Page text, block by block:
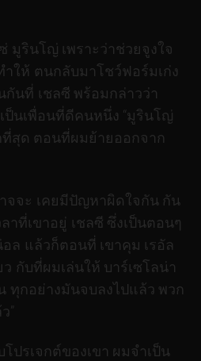
มูรินโญ่ เพราะว่าช่วยจูงใจ
ให้ ตนกลับมาโชว์ฟอร์มเก่ง
นที่ เชลซี พร้อมกล่าวว่า
นเพื่อนที่ดีคนหนึ่ง “มูรินโญ่
สุด ตอนที่ผมย้ายออกจาก
จจะ เคยมีปัญหาผิดใจกัน กัน
าที่เขาอยู่ เชลซี ซึ่งเป็นตอนๆ
ล แล้วก็ตอนที่ เขาคุม เรอัล
กับที่ผมเล่นให้ บาร์เซโลน่า
ทุกอย่างมันจบลงไปแล้ว พวก
”
โปรเจกต์ของเขา ผมจำเป็น